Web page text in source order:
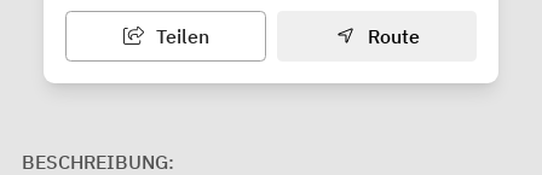
Teilen Route
BESCHREIBUNG: